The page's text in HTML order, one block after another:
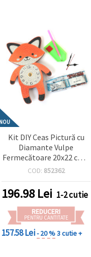
NOU
Kit DIY Ceas Pictură cu
Diamante Vulpe
Fermecătoare 20x22 cm –
Perfect pentru decorul
iubitorii de animale
DZBCX17359
COD: 852362
196.98 Lei 1-2 cutie
REDUCERI
PENTRU CANTITATE
157.58 Lei- 20 %3 cutie +